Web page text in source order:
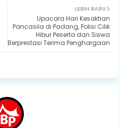
ap
LEBIH BARU
Upacara Hari Kesaktian
Pancasila di Padang, Polisi Cilik
Hibur Peserta dan Siswa
Berprestasi Terima Penghargaan